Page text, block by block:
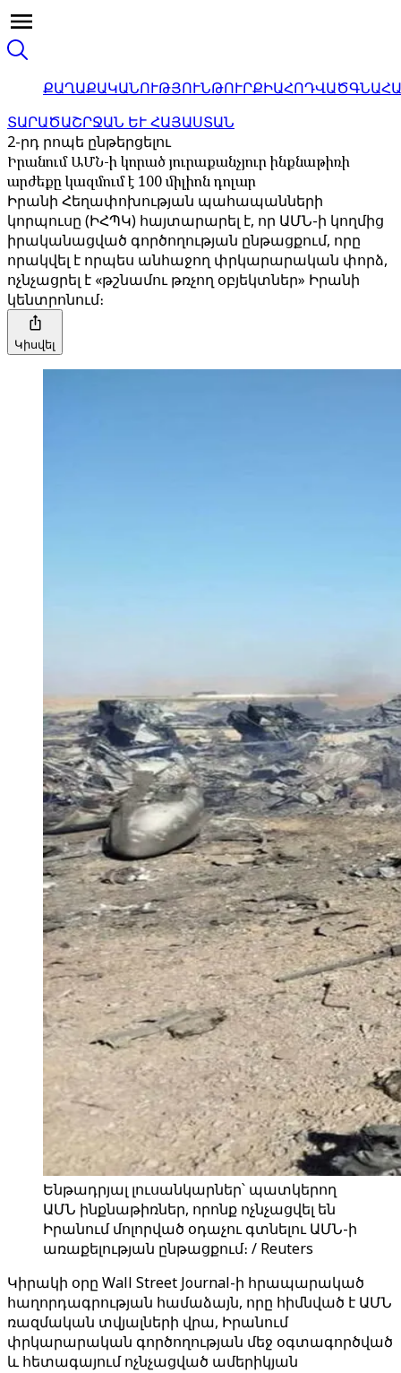
ՔԱՂԱՔԱԿԱՆՈՒԹՅՈՒՆԹՈՒՐՔԻԱՀՈԴՎԱԾ
ՏԱՐԱԾԱՇՐՋԱՆ ԵՒ ՀԱՅԱՍՏԱՆ
2-րդ րոպե ընթերցելու
Իրանում ԱՄՆ-ի կորած յուրաքանչյուր ինքնաթիռի
արժեքը կազմում է 100 միլիոն դոլար
Իրանի Հեղափոխության պահապանների
կորպուսը (ԻՀՊԿ) հայտարարել է, որ ԱՄՆ-ի կողմից
իրականացված գործողության ընթացքում, որը
որակվել է որպես անհաջող փրկարարական փորձ,
ոչնչացրել է «թշնամու թռչող օբյեկտներ» Իրանի
կենտրոնում։
Կիսվել
Ենթադրյալ լուսանկարներ՝ պատկերող
ԱՄՆ ինքնաթիռներ, որոնք ոչնչացվել են
Իրանում մոլորված օդաչու գտնելու ԱՄՆ-ի
առաքելության ընթացքում։ / Reuters
Կիրակի օրը Wall Street Journal-ի հրապարակած
հաղորդագրության համաձայն, որը հիմնված է ԱՄՆ
ռազմական տվյալների վրա, Իրանում
փրկարարական գործողության մեջ օգտագործված
և հետագայում ոչնչացված ամերիկյան